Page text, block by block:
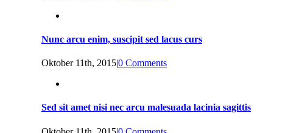
Nunc arcu enim, suscipit sed lacus curs
Oktober 11th, 2015|0 Comments
Sed sit amet nisi nec arcu malesuada lacinia sagittis